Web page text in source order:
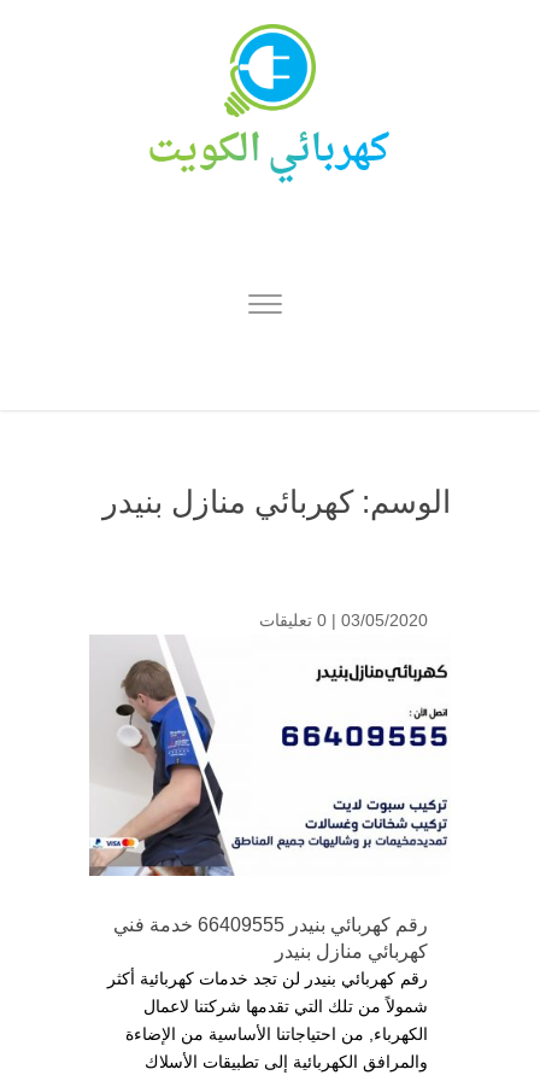
الوسم:كهربائي منازل بنيدر
03/05/2020 | 0 تعليقات
رقم كهربائي بنيدر 66409555 خدمة فني
كهربائي منازل بنيدر
رقم كهربائي بنيدر لن تجد خدمات كهربائية أكثر
شمولاً من تلك التي تقدمها شركتنا لاعمال
الكهرباء, من احتياجاتنا الأساسية من الإضاءة
والمرافق الكهربائية إلى تطبيقات الأسلاك